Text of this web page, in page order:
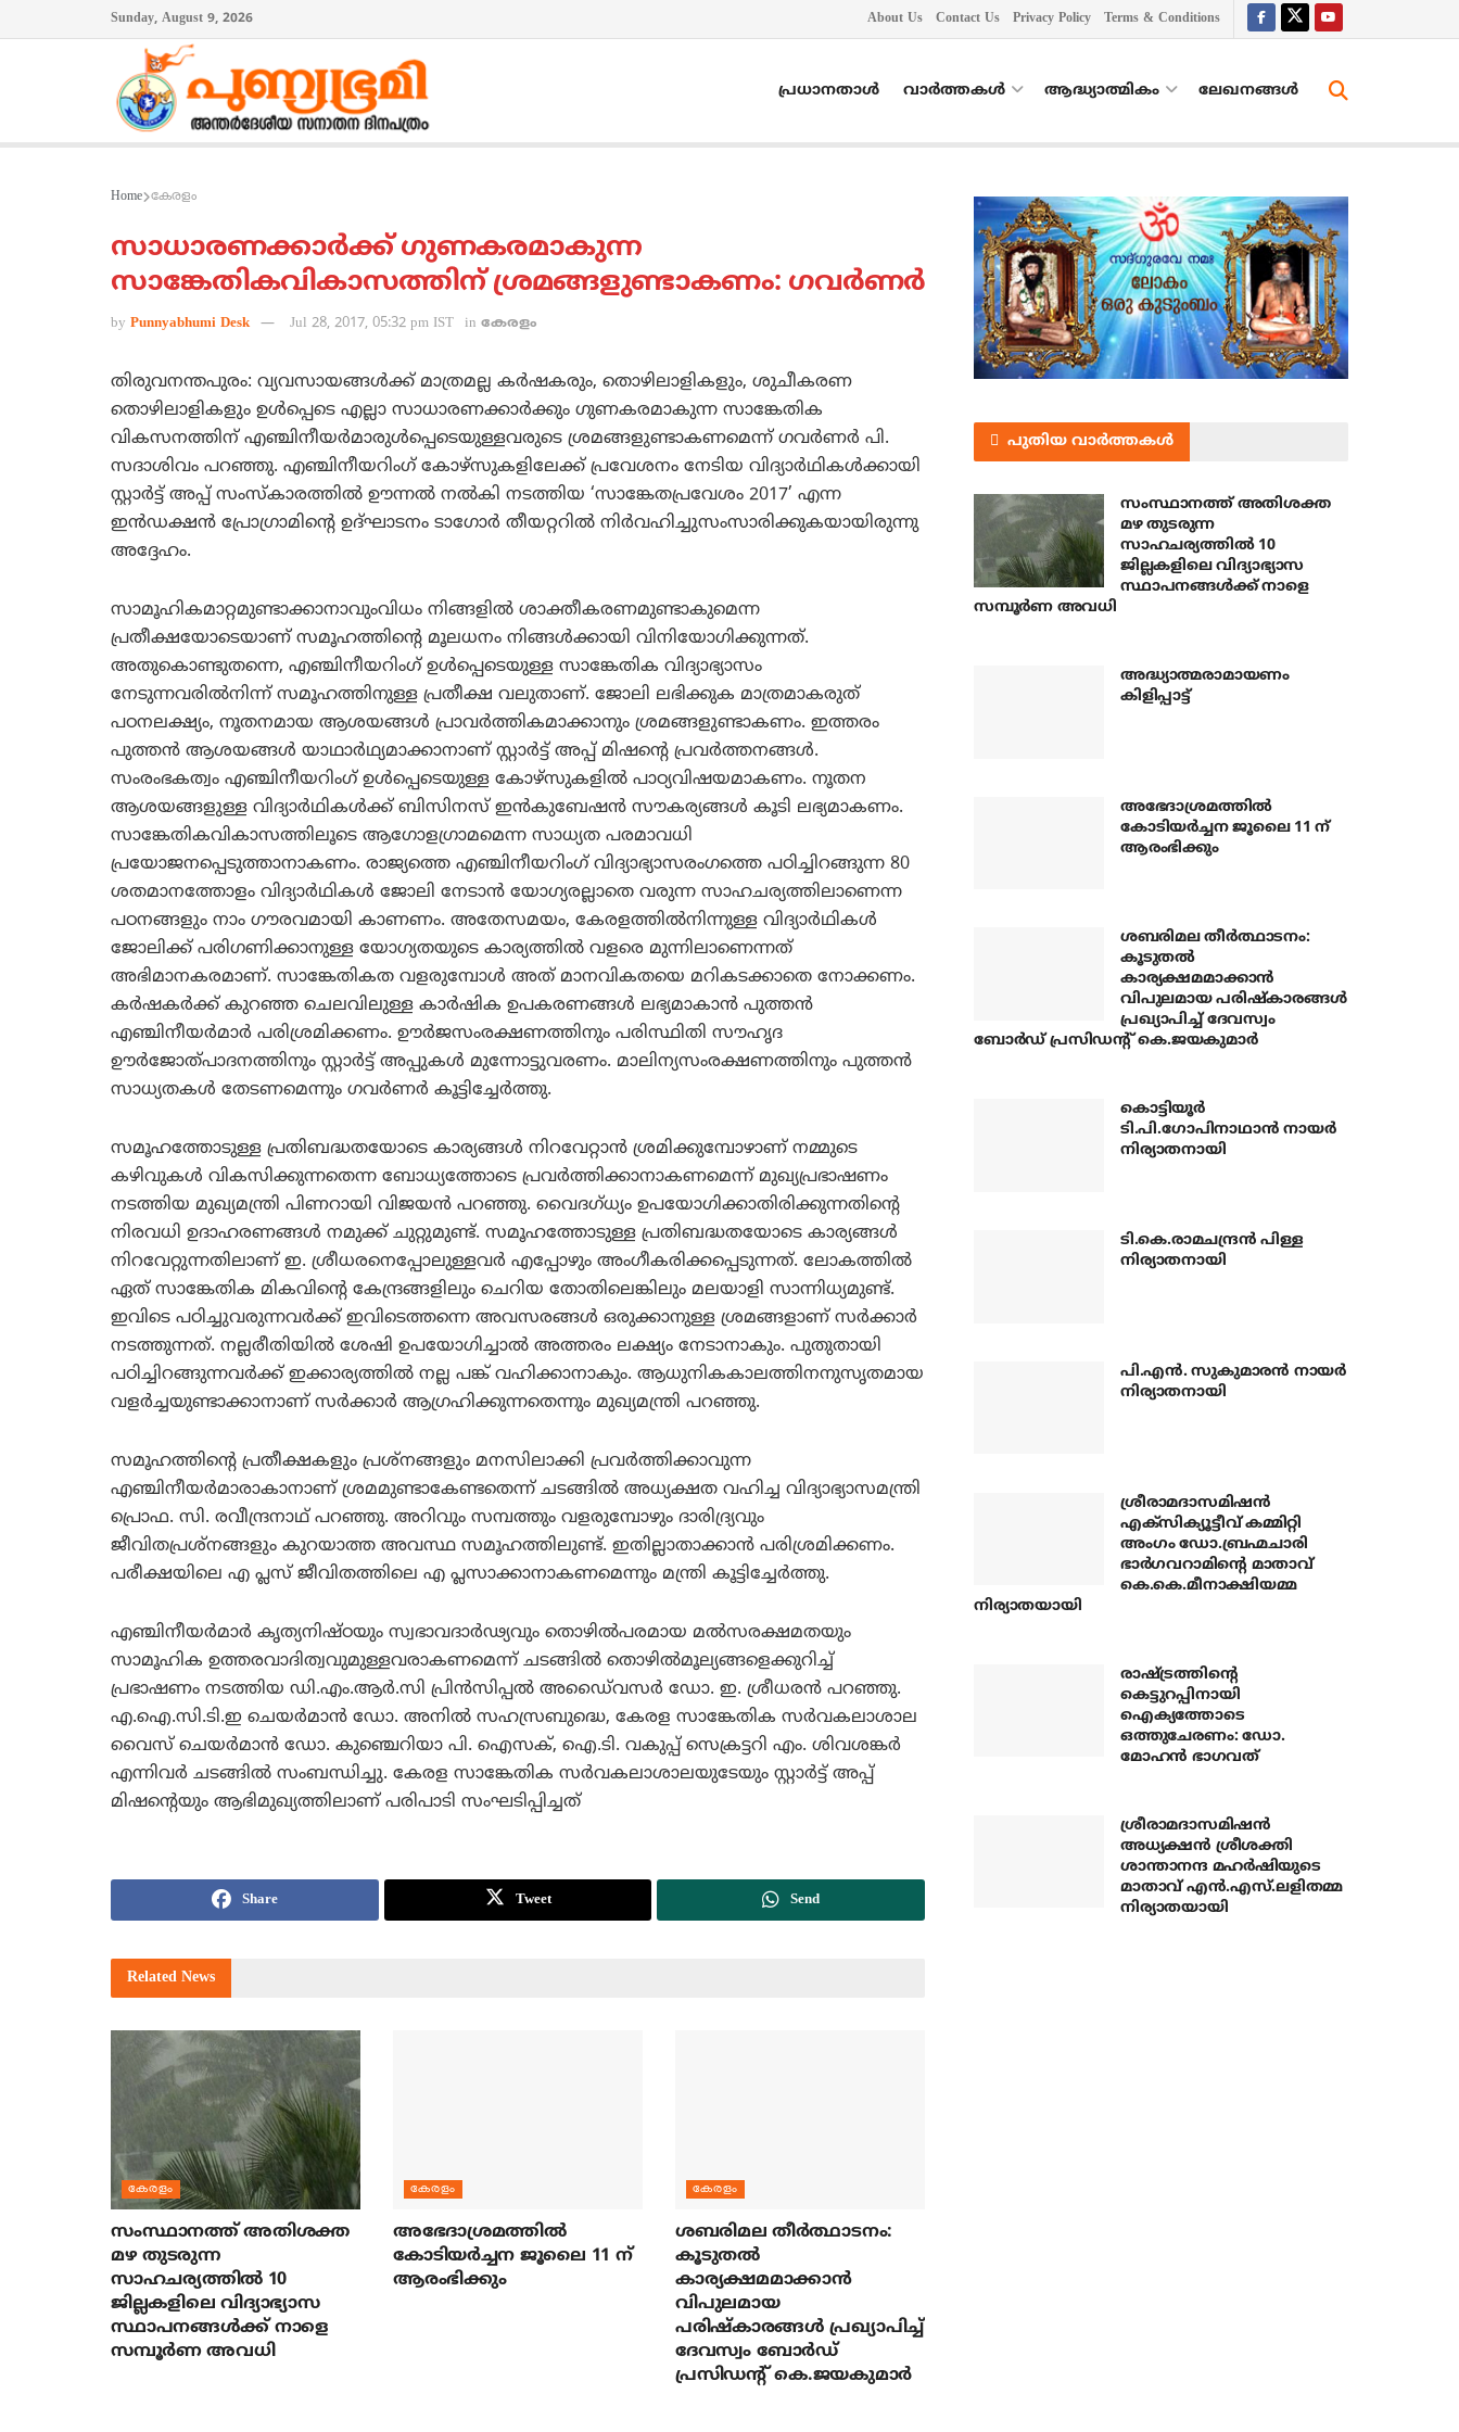
Sunday, August 9, 2026 About Us Contact Us Privacy Policy Terms & Conditions
പ്രധാനതാൾ വാർത്തകൾ ആദ്ധ്യാത്മികം ലേഖനങ്ങള്‍
Home കേരളം
സാധാരണക്കാര്‍ക്ക് ഗുണകരമാകുന്ന
സാങ്കേതികവികാസത്തിന് ശ്രമങ്ങളുണ്ടാകണം: ഗവര്‍ണര്‍
by Punnyabhumi Desk Jul 28, 2017, 05:32 pm IST in കേരളം
തിരുവനന്തപുരം: വ്യവസായങ്ങള്‍ക്ക് മാത്രമല്ല കര്‍ഷകരും, തൊഴിലാളികളും, ശുചീകരണ
തൊഴിലാളികളും ഉള്‍പ്പെടെ എല്ലാ സാധാരണക്കാര്‍ക്കും ഗുണകരമാകുന്ന സാങ്കേതിക
വികസനത്തിന് എഞ്ചിനീയര്‍മാരുള്‍പ്പെടെയുള്ളവരുടെ ശ്രമങ്ങളുണ്ടാകണമെന്ന് ഗവര്‍ണര്‍ പി.
സദാശിവം പറഞ്ഞു. എഞ്ചിനീയറിംഗ് കോഴ്‌സുകളിലേക്ക് പ്രവേശനം നേടിയ വിദ്യാര്‍ഥികള്‍ക്കായി
സ്റ്റാര്‍ട്ട് അപ്പ് സംസ്‌കാരത്തില്‍ ഊന്നല്‍ നല്‍കി നടത്തിയ ‘സാങ്കേതപ്രവേശം 2017’ എന്ന
ഇന്‍ഡക്ഷന്‍ പ്രോഗ്രാമിന്റെ ഉദ്ഘാടനം ടാഗോര്‍ തീയറ്ററില്‍ നിര്‍വഹിച്ചുസംസാരിക്കുകയായിരുന്നു
അദ്ദേഹം.
സാമൂഹികമാറ്റമുണ്ടാക്കാനാവുംവിധം നിങ്ങളില്‍ ശാക്തീകരണമുണ്ടാകുമെന്ന
പ്രതീക്ഷയോടെയാണ് സമൂഹത്തിന്റെ മൂലധനം നിങ്ങള്‍ക്കായി വിനിയോഗിക്കുന്നത്.
അതുകൊണ്ടുതന്നെ, എഞ്ചിനീയറിംഗ് ഉള്‍പ്പെടെയുള്ള സാങ്കേതിക വിദ്യാഭ്യാസം
നേടുന്നവരില്‍നിന്ന് സമൂഹത്തിനുള്ള പ്രതീക്ഷ വലുതാണ്. ജോലി ലഭിക്കുക മാത്രമാകരുത്
പഠനലക്ഷ്യം, നൂതനമായ ആശയങ്ങള്‍ പ്രാവര്‍ത്തികമാക്കാനും ശ്രമങ്ങളുണ്ടാകണം. ഇത്തരം
പുത്തന്‍ ആശയങ്ങള്‍ യാഥാര്‍ഥ്യമാക്കാനാണ് സ്റ്റാര്‍ട്ട് അപ്പ് മിഷന്റെ പ്രവര്‍ത്തനങ്ങള്‍.
സംരംഭകത്വം എഞ്ചിനീയറിംഗ് ഉള്‍പ്പെടെയുള്ള കോഴ്‌സുകളില്‍ പാഠ്യവിഷയമാകണം. നൂതന
ആശയങ്ങളുള്ള വിദ്യാര്‍ഥികള്‍ക്ക് ബിസിനസ് ഇന്‍കുബേഷന്‍ സൗകര്യങ്ങള്‍ കൂടി ലഭ്യമാകണം.
സാങ്കേതികവികാസത്തിലൂടെ ആഗോളഗ്രാമമെന്ന സാധ്യത പരമാവധി
പ്രയോജനപ്പെടുത്താനാകണം. രാജ്യത്തെ എഞ്ചിനീയറിംഗ് വിദ്യാഭ്യാസരംഗത്തെ പഠിച്ചിറങ്ങുന്ന 80
ശതമാനത്തോളം വിദ്യാര്‍ഥികള്‍ ജോലി നേടാന്‍ യോഗ്യരല്ലാതെ വരുന്ന സാഹചര്യത്തിലാണെന്ന
പഠനങ്ങളും നാം ഗൗരവമായി കാണണം. അതേസമയം, കേരളത്തില്‍നിന്നുള്ള വിദ്യാര്‍ഥികള്‍
ജോലിക്ക് പരിഗണിക്കാനുള്ള യോഗ്യതയുടെ കാര്യത്തില്‍ വളരെ മുന്നിലാണെന്നത്
അഭിമാനകരമാണ്. സാങ്കേതികത വളരുമ്പോള്‍ അത് മാനവികതയെ മറികടക്കാതെ നോക്കണം.
കര്‍ഷകര്‍ക്ക് കുറഞ്ഞ ചെലവിലുള്ള കാര്‍ഷിക ഉപകരണങ്ങള്‍ ലഭ്യമാകാന്‍ പുത്തന്‍
എഞ്ചിനീയര്‍മാര്‍ പരിശ്രമിക്കണം. ഊര്‍ജസംരക്ഷണത്തിനും പരിസ്ഥിതി സൗഹൃദ
ഊര്‍ജോത്പാദനത്തിനും സ്റ്റാര്‍ട്ട് അപ്പുകള്‍ മുന്നോട്ടുവരണം. മാലിന്യസംരക്ഷണത്തിനും പുത്തന്‍
സാധ്യതകള്‍ തേടണമെന്നും ഗവര്‍ണര്‍ കൂട്ടിച്ചേര്‍ത്തു.
സമൂഹത്തോടുള്ള പ്രതിബദ്ധതയോടെ കാര്യങ്ങള്‍ നിറവേറ്റാന്‍ ശ്രമിക്കുമ്പോഴാണ് നമ്മുടെ
കഴിവുകള്‍ വികസിക്കുന്നതെന്ന ബോധ്യത്തോടെ പ്രവര്‍ത്തിക്കാനാകണമെന്ന് മുഖ്യപ്രഭാഷണം
നടത്തിയ മുഖ്യമന്ത്രി പിണറായി വിജയന്‍ പറഞ്ഞു. വൈദഗ്ധ്യം ഉപയോഗിക്കാതിരിക്കുന്നതിന്റെ
നിരവധി ഉദാഹരണങ്ങള്‍ നമുക്ക് ചുറ്റുമുണ്ട്. സമൂഹത്തോടുള്ള പ്രതിബദ്ധതയോടെ കാര്യങ്ങള്‍
നിറവേറ്റുന്നതിലാണ് ഇ. ശ്രീധരനെപ്പോലുള്ളവര്‍ എപ്പോഴും അംഗീകരിക്കപ്പെടുന്നത്. ലോകത്തില്‍
ഏത് സാങ്കേതിക മികവിന്റെ കേന്ദ്രങ്ങളിലും ചെറിയ തോതിലെങ്കിലും മലയാളി സാന്നിധ്യമുണ്ട്.
ഇവിടെ പഠിച്ചുവരുന്നവര്‍ക്ക് ഇവിടെത്തന്നെ അവസരങ്ങള്‍ ഒരുക്കാനുള്ള ശ്രമങ്ങളാണ് സര്‍ക്കാര്‍
നടത്തുന്നത്. നല്ലരീതിയില്‍ ശേഷി ഉപയോഗിച്ചാല്‍ അത്തരം ലക്ഷ്യം നേടാനാകും. പുതുതായി
പഠിച്ചിറങ്ങുന്നവര്‍ക്ക് ഇക്കാര്യത്തില്‍ നല്ല പങ്ക് വഹിക്കാനാകും. ആധുനികകാലത്തിനനുസൃതമായ
വളര്‍ച്ചയുണ്ടാക്കാനാണ് സര്‍ക്കാര്‍ ആഗ്രഹിക്കുന്നതെന്നും മുഖ്യമന്ത്രി പറഞ്ഞു.
സമൂഹത്തിന്റെ പ്രതീക്ഷകളും പ്രശ്‌നങ്ങളും മനസിലാക്കി പ്രവര്‍ത്തിക്കാവുന്ന
എഞ്ചിനീയര്‍മാരാകാനാണ് ശ്രമമുണ്ടാകേണ്ടതെന്ന് ചടങ്ങില്‍ അധ്യക്ഷത വഹിച്ച വിദ്യാഭ്യാസമന്ത്രി
പ്രൊഫ. സി. രവീന്ദ്രനാഥ് പറഞ്ഞു. അറിവും സമ്പത്തും വളരുമ്പോഴും ദാരിദ്ര്യവും
ജീവിതപ്രശ്‌നങ്ങളും കുറയാത്ത അവസ്ഥ സമൂഹത്തിലുണ്ട്. ഇതില്ലാതാക്കാന്‍ പരിശ്രമിക്കണം.
പരീക്ഷയിലെ എ പ്ലസ് ജീവിതത്തിലെ എ പ്ലസാക്കാനാകണമെന്നും മന്ത്രി കൂട്ടിച്ചേര്‍ത്തു.
എഞ്ചിനീയര്‍മാര്‍ കൃത്യനിഷ്ഠയും സ്വഭാവദാര്‍ഢ്യവും തൊഴില്‍പരമായ മല്‍സരക്ഷമതയും
സാമൂഹിക ഉത്തരവാദിത്വവുമുള്ളവരാകണമെന്ന് ചടങ്ങില്‍ തൊഴില്‍മൂല്യങ്ങളെക്കുറിച്ച്
പ്രഭാഷണം നടത്തിയ ഡി.എം.ആര്‍.സി പ്രിന്‍സിപ്പല്‍ അഡൈ്വസര്‍ ഡോ. ഇ. ശ്രീധരന്‍ പറഞ്ഞു.
എ.ഐ.സി.ടി.ഇ ചെയര്‍മാന്‍ ഡോ. അനില്‍ സഹസ്രബുദ്ധെ, കേരള സാങ്കേതിക സര്‍വകലാശാല
വൈസ് ചെയര്‍മാന്‍ ഡോ. കുഞ്ചെറിയാ പി. ഐസക്, ഐ.ടി. വകുപ്പ് സെക്രട്ടറി എം. ശിവശങ്കര്‍
എന്നിവര്‍ ചടങ്ങില്‍ സംബന്ധിച്ചു. കേരള സാങ്കേതിക സര്‍വകലാശാലയുടേയും സ്റ്റാര്‍ട്ട് അപ്പ്
മിഷന്റെയും ആഭിമുഖ്യത്തിലാണ് പരിപാടി സംഘടിപ്പിച്ചത്
Share Tweet Send
Related News
കേരളം
സംസ്ഥാനത്ത് അതിശക്ത
മഴ തുടരുന്ന
സാഹചര്യത്തിൽ 10
ജില്ലകളിലെ വിദ്യാഭ്യാസ
സ്ഥാപനങ്ങൾക്ക് നാളെ
സമ്പൂർണ അവധി
കേരളം
അഭേദാശ്രമത്തില്‍
കോടിയര്‍ച്ചന ജൂലൈ 11 ന്
ആരംഭിക്കും
കേരളം
ശബരിമല തീര്‍ത്ഥാടനം:
കൂടുതല്‍
കാര്യക്ഷമമാക്കാന്‍
വിപുലമായ
പരിഷ്‌കാരങ്ങള്‍ പ്രഖ്യാപിച്ച്
ദേവസ്വം ബോര്‍ഡ്
പ്രസിഡന്റ് കെ.ജയകുമാര്‍
പുതിയ വാർത്തകൾ
സംസ്ഥാനത്ത് അതിശക്ത
മഴ തുടരുന്ന
സാഹചര്യത്തിൽ 10
ജില്ലകളിലെ വിദ്യാഭ്യാസ
സ്ഥാപനങ്ങൾക്ക് നാളെ
സമ്പൂർണ അവധി
അദ്ധ്യാത്മരാമായണം
കിളിപ്പാട്ട്
അഭേദാശ്രമത്തില്‍
കോടിയര്‍ച്ചന ജൂലൈ 11 ന്
ആരംഭിക്കും
ശബരിമല തീര്‍ത്ഥാടനം:
കൂടുതല്‍
കാര്യക്ഷമമാക്കാന്‍
വിപുലമായ പരിഷ്‌കാരങ്ങള്‍
പ്രഖ്യാപിച്ച് ദേവസ്വം
ബോര്‍ഡ് പ്രസിഡന്റ് കെ.ജയകുമാര്‍
കൊട്ടിയൂര്‍
ടി.പി.ഗോപിനാഥാന്‍ നായര്‍
നിര്യാതനായി
ടി.കെ.രാമചന്ദ്രന്‍ പിള്ള
നിര്യാതനായി
പി.എന്‍. സുകുമാരന്‍ നായര്‍
നിര്യാതനായി
ശ്രീരാമദാസമിഷന്‍
എക്‌സിക്യൂട്ടീവ് കമ്മിറ്റി
അംഗം ഡോ.ബ്രഹ്മചാരി
ഭാര്‍ഗവറാമിന്റെ മാതാവ്
കെ.കെ.മീനാക്ഷിയമ്മ
നിര്യാതയായി
രാഷ്ട്രത്തിന്റെ
കെട്ടുറപ്പിനായി
ഐക്യത്തോടെ
ഒത്തുചേരണം: ഡോ.
മോഹന്‍ ഭാഗവത്
ശ്രീരാമദാസമിഷന്‍
അധ്യക്ഷന്‍ ശ്രീശക്തി
ശാന്താനന്ദ മഹര്‍ഷിയുടെ
മാതാവ് എന്‍.എസ്.ലളിതമ്മ
നിര്യാതയായി